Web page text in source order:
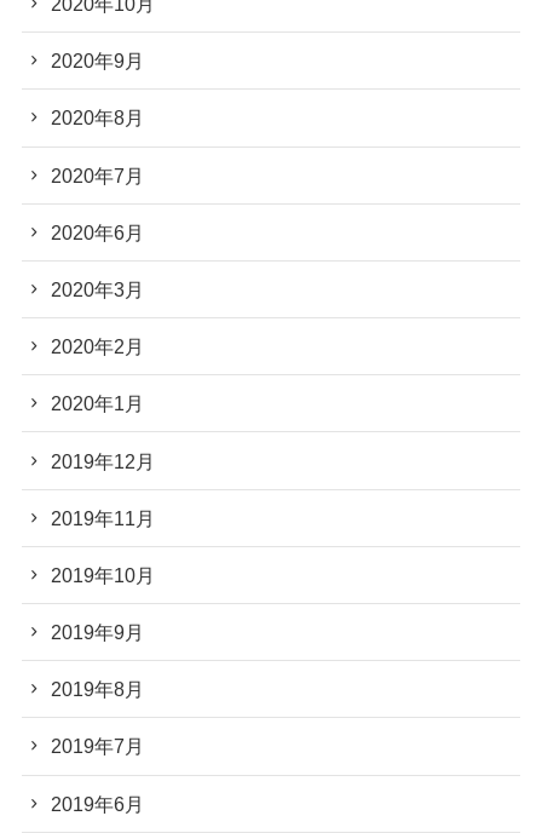
2020年9月
2020年8月
2020年7月
2020年6月
2020年3月
2020年2月
2020年1月
2019年12月
2019年11月
2019年10月
2019年9月
2019年8月
2019年7月
2019年6月